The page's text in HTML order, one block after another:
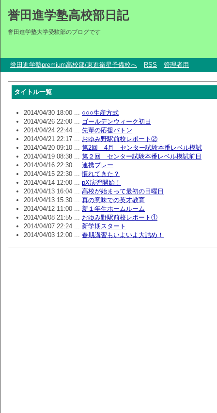
誉田進学塾高校部日記
誉田進学塾大学受験部のブログです
誉田進学塾premium高校部/東進衛星予備校へ RSS 管理者用
タイトル一覧
2014/04/30 18:00 ... ○○○生産方式
2014/04/26 22:00 ... ゴールデンウィーク初日
2014/04/24 22:44 ... 先輩の応援バトン
2014/04/21 22:17 ... おゆみ野駅前校レポート②
2014/04/20 09:10 ... 第2回 4月 センター試験本番レベル模試
2014/04/19 08:38 ... 第２回 センター試験本番レベル模試前日
2014/04/16 22:30 ... 連携プレー
2014/04/15 22:30 ...慣れてきた？
2014/04/14 12:00 ... pX演習開始！
2014/04/13 16:04 ... 高校が始まって最初の日曜日
2014/04/13 15:30 ... 真の意味での英才教育
2014/04/12 11:00 ... 新１年生ホームルーム
2014/04/08 21:55 ... おゆみ野駅前校レポート①
2014/04/07 22:24 ... 新学期スタート
2014/04/03 12:00 ... 春期講習もいよいよ大詰め！